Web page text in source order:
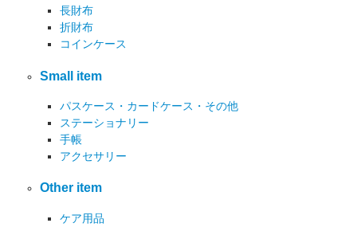
長財布
折財布
コインケース
Small item
パスケース・カードケース・その他
ステーショナリー
手帳
アクセサリー
Other item
ケア用品